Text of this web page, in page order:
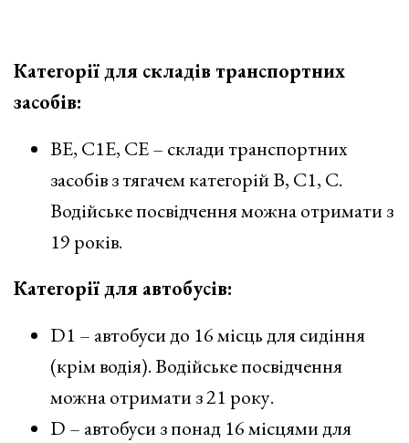
Категорії для складів транспортних
засобів:
ВЕ, С1Е, СЕ – склади транспортних
засобів з тягачем категорій В, С1, С.
Водійське посвідчення можна отримати з
19 років.
Категорії для автобусів:
D1 – автобуси до 16 місць для сидіння
(крім водія). Водійське посвідчення
можна отримати з 21 року.
D – автобуси з понад 16 місцями для